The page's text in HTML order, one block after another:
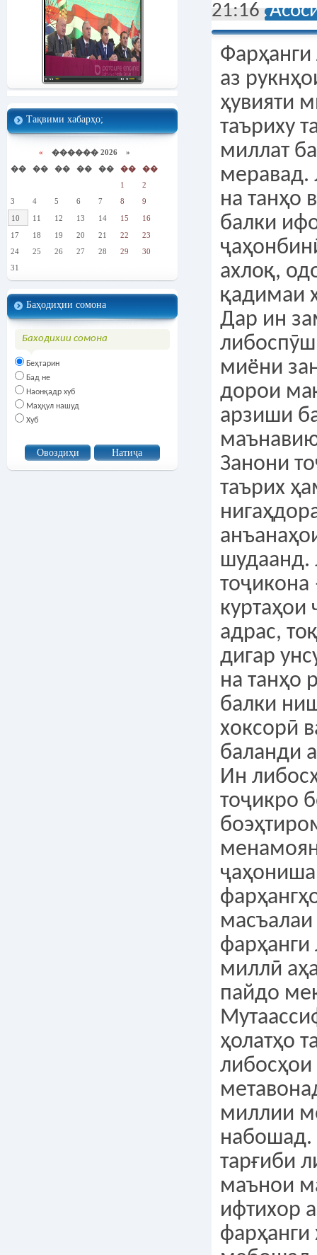
Тақвими хабарҳо;
« ������ 2026 »
��
�� �� �� �� ��
��
1
2
3
4 5 6 7 8
9
10
11 12 13 14 15
16
17
18 19 20 21 22
23
24
25 26 27 28 29
30
31
Баҳодиҳии сомона
Баходихии сомона
Беҳтарин
Бад не
Наонқадр хуб
Маҳқул нашуд
Хуб
21:16
аз
ҳувияти
таъриху
миллат
меравад.
на танҳо
балки
ахлоқ,
қадимаи
Дар ин
миёни
дорои
арзиши
Занони
таърих
куртаҳои
адрас,
дигар
на танҳо
балки
хоксорӣ
баланди
Ин
тоҷикро
масъалаи
миллӣ
пайдо
ҳолатҳо
либосҳои
миллии
набошад.
тарғиби
маънои
ифтихор
фарҳанги